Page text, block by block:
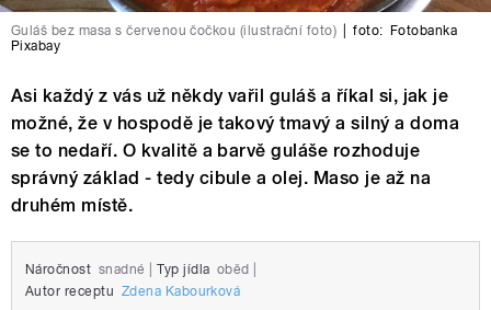
Guláš bez masa s červenou čočkou (ilustrační foto) foto:
Fotobanka
Pixabay
Asi každý z vás už někdy vařil guláš a říkal si, jak je
možné, že v hospodě je takový tmavý a silný a doma
se to nedaří. O kvalitě a barvě guláše rozhoduje
správný základ - tedy cibule a olej. Maso je až na
druhém místě.
Náročnost snadné Typ jídla oběd
Autor receptu Zdena Kabourková